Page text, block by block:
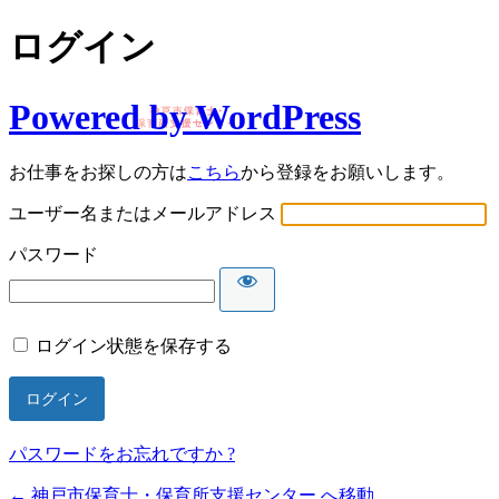
ログイン
Powered by WordPress
お仕事をお探しの方はこちらから登録をお願いします。
ユーザー名またはメールアドレス
パスワード
ログイン状態を保存する
パスワードをお忘れですか ?